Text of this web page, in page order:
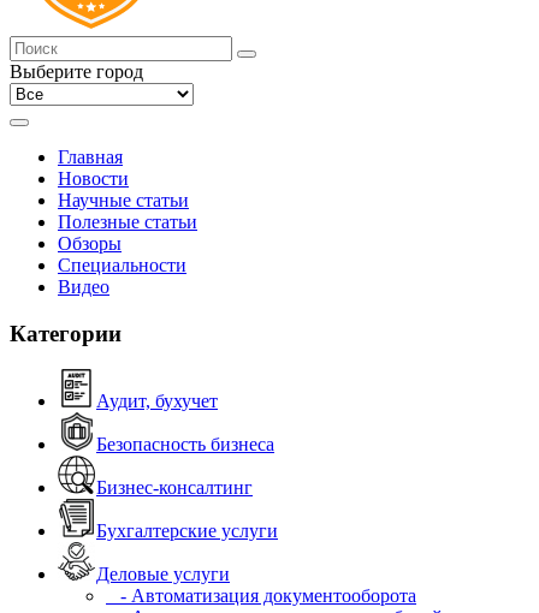
Выберите город
Главная
Новости
Научные статьи
Полезные статьи
Обзоры
Специальности
Видео
Категории
Аудит, бухучет
Безопасность бизнеса
Бизнес-консалтинг
Бухгалтерские услуги
Деловые услуги
- Автоматизация документооборота